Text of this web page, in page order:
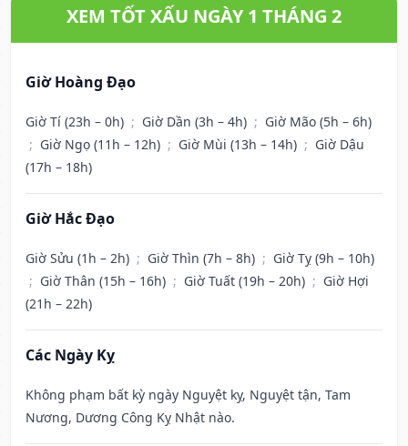
XEM TỐT XẤU NGÀY 1 THÁNG 2
Giờ Hoàng Đạo
Giờ Tí (23h – 0h) ; Giờ Dần (3h – 4h) ; Giờ Mão (5h – 6h)
; Giờ Ngọ (11h – 12h) ; Giờ Mùi (13h – 14h) ; Giờ Dậu
(17h – 18h)
Giờ Hắc Đạo
Giờ Sửu (1h – 2h) ; Giờ Thìn (7h – 8h) ; Giờ Tỵ (9h – 10h)
; Giờ Thân (15h – 16h) ; Giờ Tuất (19h – 20h) ; Giờ Hợi
(21h – 22h)
Các Ngày Kỵ
Không phạm bất kỳ ngày Nguyệt kỵ, Nguyệt tận, Tam
Nương, Dương Công Kỵ Nhật nào.